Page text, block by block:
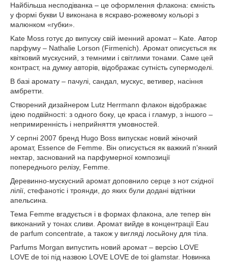
Найбільша несподіванка – це оформлення флакона: ємність
у формі букви U виконана в яскраво-рожевому кольорі з
малюнком «губки».
Kate Moss готує до випуску свій іменний аромат – Kate. Автор
парфуму – Nathalie Lorson (Firmenich). Аромат описується як
квітковий мускусний, з темними і світлими тонами. Саме цей
контраст, на думку авторів, відображає сутність супермоделі.
В базі аромату – пачулі, сандал, мускус, ветивер, насіння
амбретти.
Створений дизайнером Lutz Herrmann флакон відображає
ідею подвійності: з одного боку, це краса і гламур, з іншого –
непримиренність і неприйняття умовностей.
У серпні 2007 бренд Hugo Boss випускає новий жіночий
аромат, Essence de Femme. Він описується як важкий п'янкий
нектар, заснований на парфумерної композиції
попереднього релізу, Femme.
Деревинно-мускусний аромат доповнило серце з нот східної
лілії, стефанотіс і троянди, до яких були додані відтінки
апельсина.
Тема Femme вгадується і в формах флакона, але тепер він
виконаний у тонах сливи. Аромат вийде в концентрації Eau
de parfum concentrate, а також у вигляді лосьйону для тіла.
Parfums Morgan випустить новий аромат – версію LOVE
LOVE de toi під назвою LOVE LOVE de toi glamstar. Новинка